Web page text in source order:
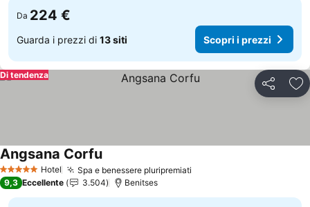
Da 224 €
Guarda i prezzi di 13 siti Scopri i prezzi
Condividi
Di tendenza
5 Stelle Hotel Spa e benessere pluripremiati
Angsana Corfu
9,3 Eccellente 3.504 Benitses